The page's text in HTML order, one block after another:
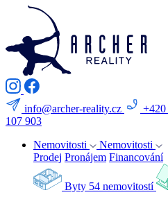
info@archer-reality.cz +420
107 903
Nemovitosti
Nemovitosti
Prodej Pronájem Financování
Byty 54 nemovitostí